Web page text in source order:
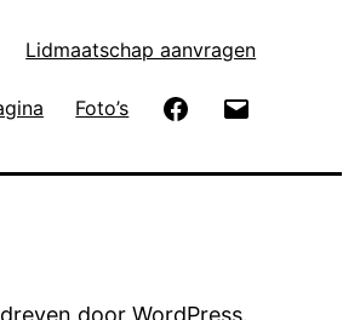
Lidmaatschap aanvragen
Foto’s Facebook
door WordPress